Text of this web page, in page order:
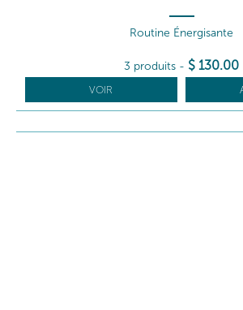
Routine Énergisante
3 produits - $ 130.00
VOIR